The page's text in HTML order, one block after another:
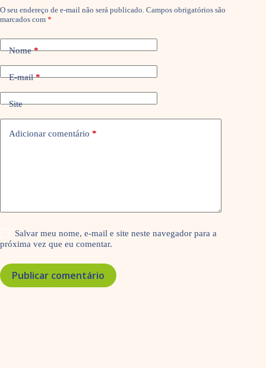
O seu endereço de e-mail não será publicado. Campos obrigatórios são
marcados com *
Nome*
E-mail*
Site
Adicionar comentário *
Salvar meu nome, e-mail e site neste navegador para a
próxima vez que eu comentar.
Publicar comentário